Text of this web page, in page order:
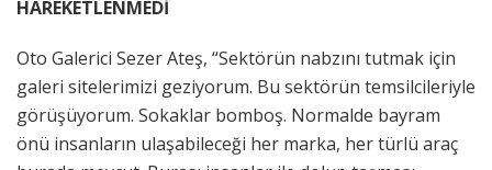
HAREKETLENMEDİ
Oto Galerici Sezer Ateş, “Sektörün nabzını tutmak için
galeri sitelerimizi geziyorum. Bu sektörün temsilcileriyle
görüşüyorum. Sokaklar bomboş. Normalde bayram
önü insanların ulaşabileceği her marka, her türlü araç